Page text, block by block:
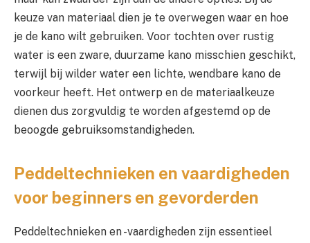
keuze van materiaal dien je te overwegen waar en hoe
je de kano wilt gebruiken. Voor tochten over rustig
water is een zware, duurzame kano misschien geschikt,
terwijl bij wilder water een lichte, wendbare kano de
voorkeur heeft. Het ontwerp en de materiaalkeuze
dienen dus zorgvuldig te worden afgestemd op de
beoogde gebruiksomstandigheden.
Peddeltechnieken en vaardigheden
voor beginners en gevorderden
Peddeltechnieken en -vaardigheden zijn essentieel